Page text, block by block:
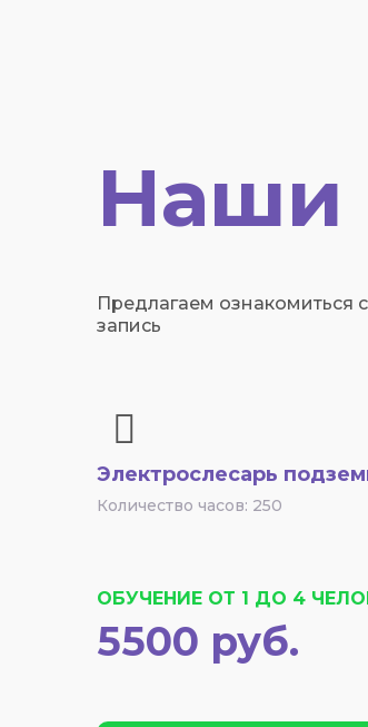
Наши
Предлагаем ознакомиться
запись
Электрослесарь
Количество часов: 250
ОБУЧЕНИЕ ОТ 1 ДО 4
5500 руб.